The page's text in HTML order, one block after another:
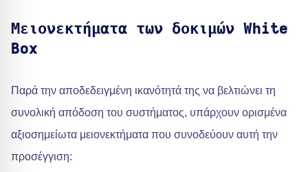
Μειονεκτήματα των δοκιμών White
Box
Παρά την αποδεδειγμένη ικανότητά της να βελτιώνει τη
συνολική απόδοση του συστήματος, υπάρχουν ορισμένα
αξιοσημείωτα μειονεκτήματα που συνοδεύουν αυτή την
προσέγγιση: